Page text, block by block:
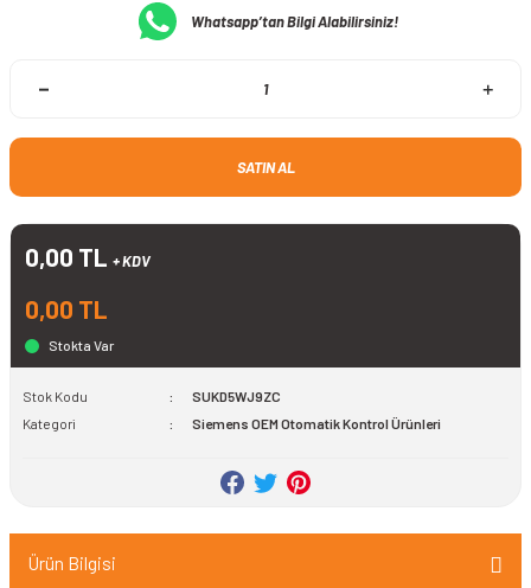
Whatsapp’tan Bilgi Alabilirsiniz!
SATIN AL
0,00 TL + KDV
0,00 TL
Stokta Var
Stok Kodu
SUKD5WJ9ZC
Kategori
Siemens OEM Otomatik Kontrol Ürünleri
Ürün Bilgisi